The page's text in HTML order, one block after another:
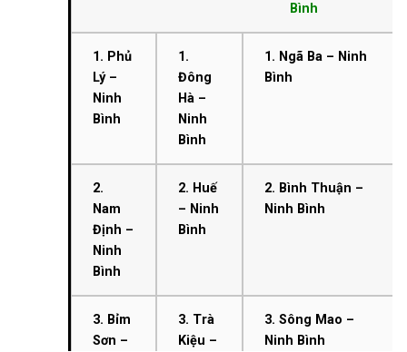
Bình
1. Phủ
Lý –
Ninh
Bình
1.
Đông
Hà –
Ninh
Bình
1. Ngã Ba – Ninh
Bình
2.
Nam
Định –
Ninh
Bình
2. Huế
– Ninh
Bình
2. Bình Thuận –
Ninh Bình
3. Bỉm
Sơn –
3. Trà
Kiệu –
3. Sông Mao –
Ninh Bình